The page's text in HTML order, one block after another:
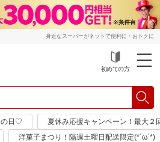
身近なスーパーがネットで便利に・おトクに
初めての方
の日♡
夏休み応援キャンペーン！最大２
洋菓子まつり！隔週土曜日配送限定(*´ω`*)